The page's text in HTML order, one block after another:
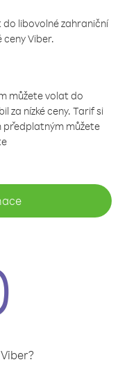
libovolné zahraniční
ceny Viber.
můžete volat do
za nízké ceny. Tarif si
předplatným můžete